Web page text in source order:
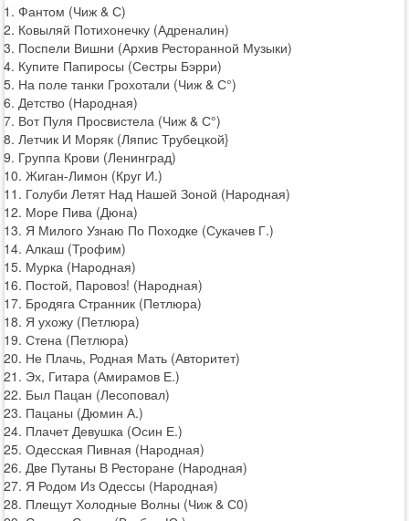
1. Фантом (Чиж & С)
2. Ковыляй Потихонечку (Адреналин)
3. Поспели Вишни (Архив Ресторанной Музыки)
4. Купите Папиросы (Сестры Бэрри)
5. На поле танки Грохотали (Чиж & С°)
6. Детство (Народная)
7. Вот Пуля Просвистела (Чиж & С°)
8. Летчик И Моряк (Ляпис Трубецкой}
9. Группа Крови (Ленинград)
10. Жиган-Лимон (Круг И.)
11. Голуби Летят Над Нашей Зоной (Народная)
12. Море Пива (Дюна)
13. Я Милого Узнаю По Походке (Сукачев Г.)
14. Алкаш (Трофим)
15. Мурка (Народная)
16. Постой, Паровоз! (Народная)
17. Бродяга Странник (Петлюра)
18. Я ухожу (Петлюра)
19. Стена (Петлюра)
20. Не Плачь, Родная Мать (Авторитет)
21. Эх, Гитара (Амирамов Е.)
22. Был Пацан (Лесоповал)
23. Пацаны (Дюмин А.)
24. Плачет Девушка (Осин Е.)
25. Одесская Пивная (Народная)
26. Две Путаны В Ресторане (Народная)
27. Я Родом Из Одессы (Народная)
28. Плещут Холодные Волны (Чиж & С0)